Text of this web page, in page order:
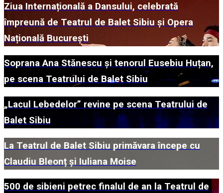
Ziua Internațională a Dansului, celebrată
împreună de Teatrul de Balet Sibiu și Opera
Națională București
Soprana Ana Stănescu și tenorul Eusebiu Huțan,
pe scena Teatrului de Balet Sibiu
„Lacul Lebedelor” revine pe scena Teatrului de
Balet Sibiu
La Teatrul de Balet Sibiu primăvara începe cu
Claudiu Bleonț și Iuliana Moise
500 de sibieni petrec finalul de an la Teatrul de